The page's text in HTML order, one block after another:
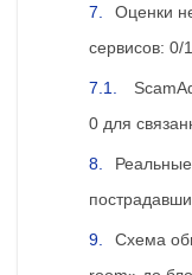
Оценки
сервисов: 0/
0 для
Схема